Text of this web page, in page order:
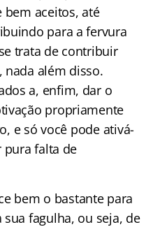
bem aceitos, até
para a fervura
trata de contribuir
nada além disso.
a, enfim, dar o
propriamente
e só você pode ativá-
pura falta de
bem o bastante para
fagulha, ou seja, de